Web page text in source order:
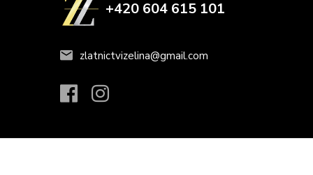
+420 604 615 101
zlatnictvizelina@gmail.com